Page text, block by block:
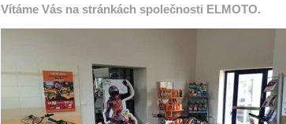
Vítáme Vás na stránkách společnosti ELMOTO.